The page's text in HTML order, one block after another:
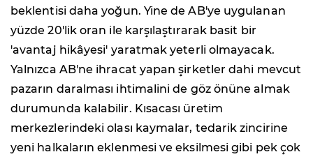
beklentisi daha yoğun. Yine de AB'ye uygulanan
yüzde 20'lik oran ile karşılaştırarak basit bir
'avantaj hikâyesi' yaratmak yeterli olmayacak.
Yalnızca AB'ne ihracat yapan şirketler dahi mevcut
pazarın daralması ihtimalini de göz önüne almak
durumunda kalabilir. Kısacası üretim
merkezlerindeki olası kaymalar, tedarik zincirine
yeni halkaların eklenmesi ve eksilmesi gibi pek çok